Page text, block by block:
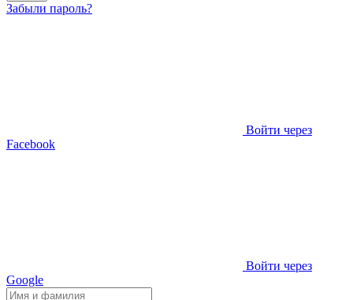
Забыли пароль?
Войти через
Facebook
Войти через
Google